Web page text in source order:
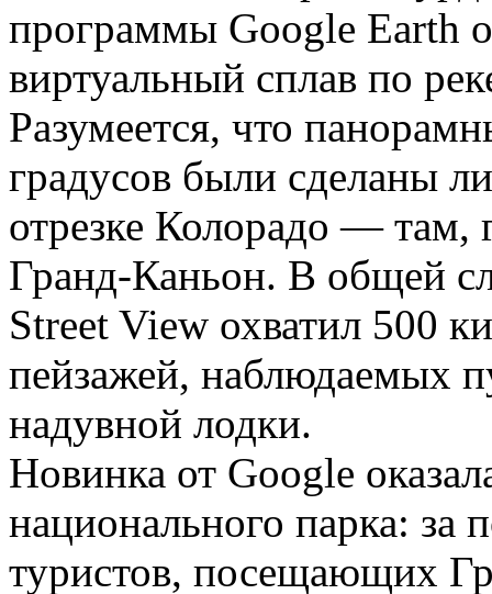
программы Google Earth
виртуальный сплав по
Разумеется, что
градусов были сделаны
отрезке Колорадо — там,
Гранд-Каньон. В общей
Street View охватил 500
пейзажей, наблюдаемых
надувной лодки.
Новинка от Google
национального парка: за
туристов, посещающих